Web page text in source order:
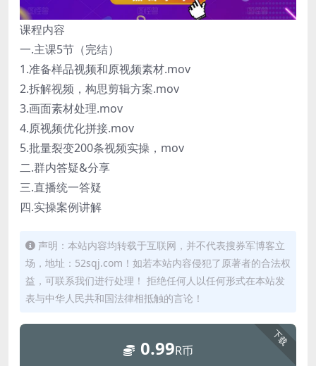
课程内容
一.主课5节（完结）
1.准备样品视频和原视频素材.mov
2.拆解视频，构思剪辑方案.mov
3.画面素材处理.mov
4.原视频优化拼接.mov
5.批量裂变200条视频实操，mov
二.群内答疑&分享
三.直播统一答疑
四.实操案例讲解
声明：本站内容均转载于互联网，并不代表搜券军博客立
场，地址：52sqj.com！如若本站内容侵犯了原著者的合法权
益，可联系我们进行处理！ 拒绝任何人以任何形式在本站发
表与中华人民共和国法律相抵触的言论！
下载
0.99R币